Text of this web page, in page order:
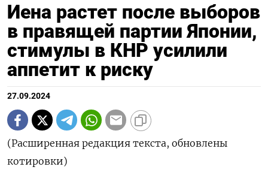
Иена растет после выборов
в правящей партии Японии,
стимулы в КНР усилили
аппетит к риску
27.09.2024
(Расширенная редакция текста, обновлены
котировки)